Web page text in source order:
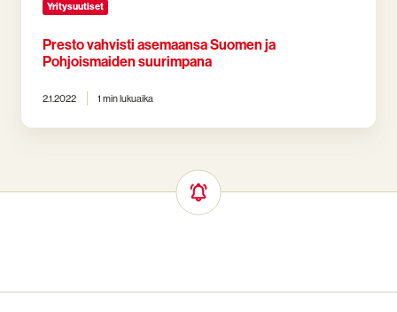
Yritysuutiset
Presto vahvisti asemaansa Suomen ja
Pohjoismaiden suurimpana
2.1.2022 1 min lukuaika